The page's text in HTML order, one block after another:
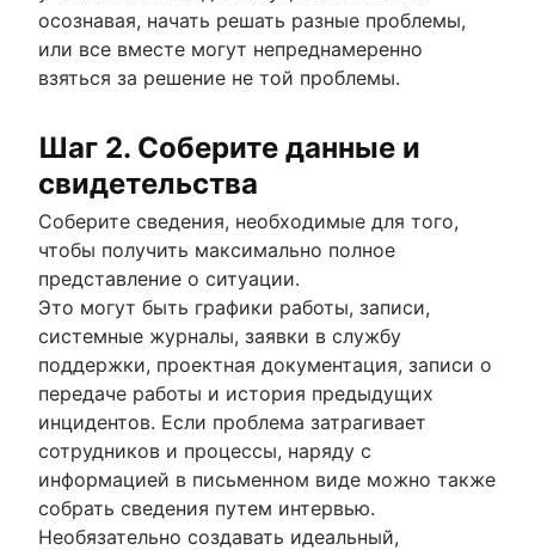
осознавая, начать решать разные проблемы,
или все вместе могут непреднамеренно
взяться за решение не той проблемы.
Шаг 2. Соберите данные и
свидетельства
Соберите сведения, необходимые для того,
чтобы получить максимально полное
представление о ситуации.
Это могут быть графики работы, записи,
системные журналы, заявки в службу
поддержки, проектная документация, записи о
передаче работы и история предыдущих
инцидентов. Если проблема затрагивает
сотрудников и процессы, наряду с
информацией в письменном виде можно также
собрать сведения путем интервью.
Необязательно создавать идеальный,